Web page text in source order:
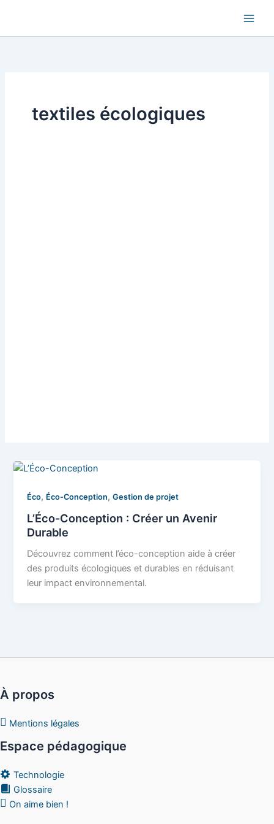
contenu
textiles écologiques
Éco, Éco-Conception,Gestion de projet
L’Éco-Conception : Créer un Avenir
Durable
Découvrez comment l’éco-conception aide à créer
des produits écologiques et durables en réduisant
leur impact environnemental.
À propos
Mentions légales
Espace pédagogique
Technologie
Glossaire
On aime bien !